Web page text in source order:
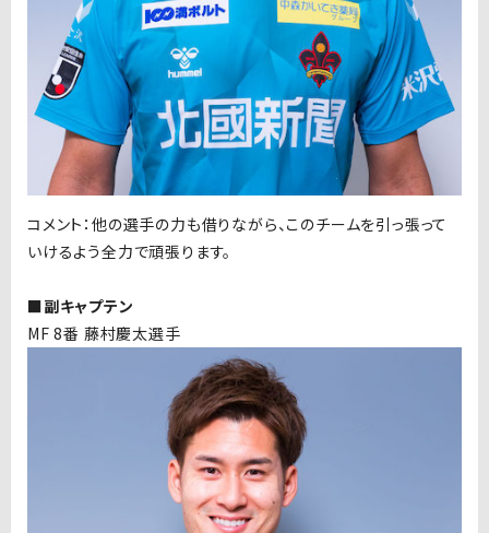
コメント：他の選手の力も借りながら、このチームを引っ張って
いけるよう全力で頑張ります。
■副キャプテン
MF 8番 藤村慶太選手